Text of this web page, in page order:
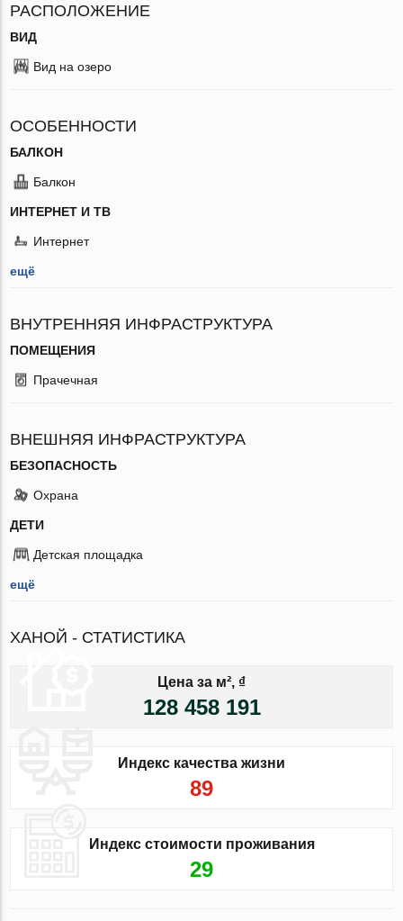
РАСПОЛОЖЕНИЕ
ВИД
Вид на озеро
ОСОБЕННОСТИ
БАЛКОН
Балкон
ИНТЕРНЕТ И ТВ
Интернет
ещё
ВНУТРЕННЯЯ ИНФРАСТРУКТУРА
ПОМЕЩЕНИЯ
Прачечная
ВНЕШНЯЯ ИНФРАСТРУКТУРА
БЕЗОПАСНОСТЬ
Охрана
ДЕТИ
Детская площадка
ещё
ХАНОЙ - СТАТИСТИКА
Цена за м², ₫
128 458 191
Индекс качества жизни
89
Индекс стоимости проживания
29